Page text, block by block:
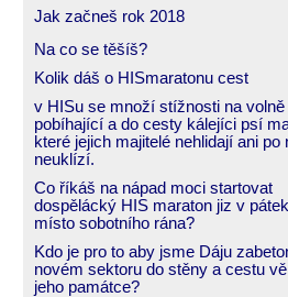
Jak začneš rok 2018
Na co se těšíš?
Kolik dáš o HISmaratonu cest
v HISu se množí stížnosti na volně
pobíhající a do cesty kálejíci psí
které jejich majitelé nehlidají ani po
neuklízí.
Co říkáš na nápad moci startovat
dospělácký HIS maraton jiz v
místo sobotního rána?
Kdo je pro to aby jsme Dáju
novém sektoru do stěny a cestu
jeho památce?